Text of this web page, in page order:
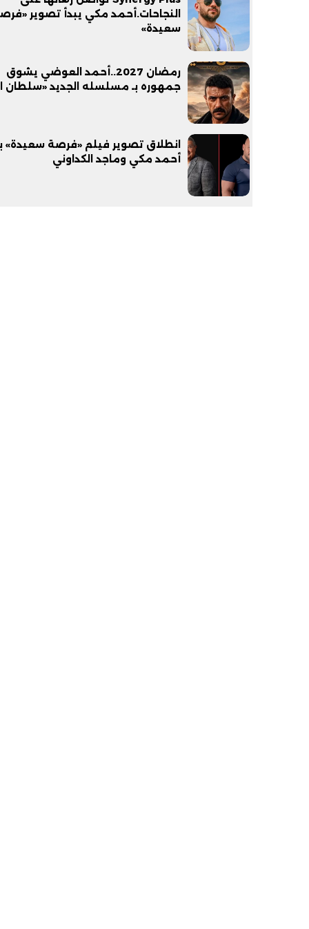
النجاحات.أحمد مكي يبدأ تصوير
سعيدة»
رمضان 2027..أحمد العوضي يشوق
جمهوره بـ مسلسله الجديد «سلطان
انطلاق تصوير فيلم «فرصة سعيدة»
أحمد مكي وماجد الكداوني